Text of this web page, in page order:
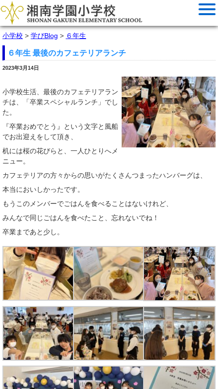
小学校 > 学びBlog > ６年生
６年生 最後のカフェテリアランチ
2023年3月14日
小学校生活、最後のカフェテリアラン
チは、「卒業スペシャルランチ」でし
た。
『卒業おめでとう』という文字と風船
でお出迎えをして頂き、
机には桜の花びらと、一人ひとりへメ
ニュー。
カフェテリアの方々からの思いがたくさんつまったハンバーグは、
本当においしかったです。
もうこのメンバーでごはんを食べることはないけれど、
みんなで同じごはんを食べたこと、忘れないでね！
卒業まであと少し。